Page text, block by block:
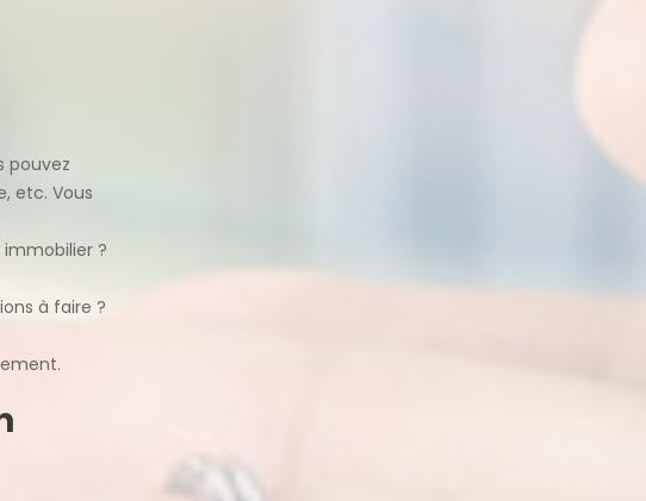
pouvez
etc. Vous
?
à faire ?